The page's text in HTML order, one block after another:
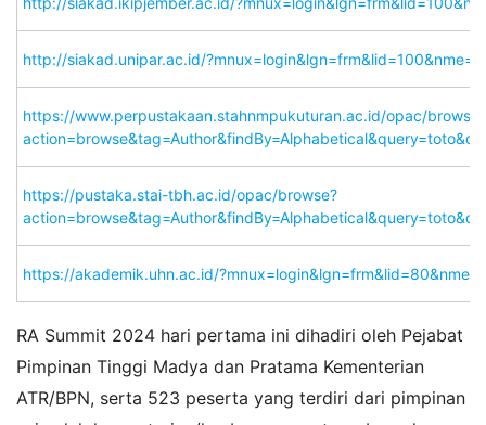
http://siakad.unipar.ac.id/
https://www.perpustakaan.stahnmpukuturan.ac.id/opac/browse?
https://pustaka.stai-tbh.ac.id/opac/browse?
https://akademik.uhn.ac.id/
RA Summit 2024 hari pertama ini dihadiri oleh Pejabat
Pimpinan Tinggi Madya dan Pratama Kementerian
ATR/BPN, serta 523 peserta yang terdiri dari pimpinan